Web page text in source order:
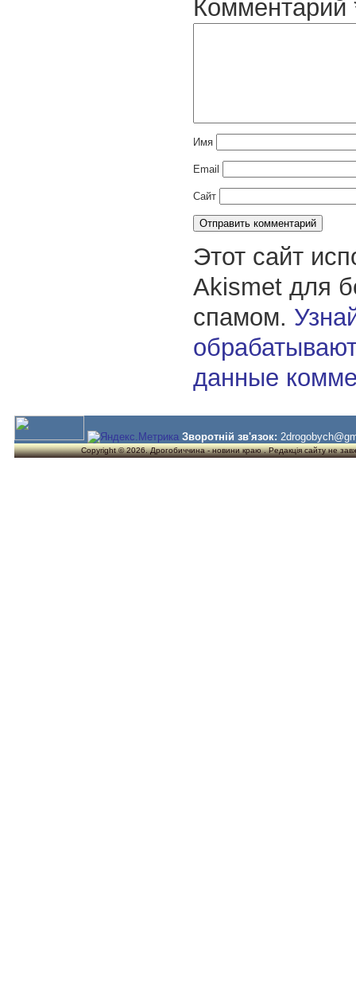
Комментарий
Имя
Email
Сайт
Этот сайт
Akismet для
спамом.
данные
Зворотній зв'язок:
Copyright © 2026. Дрогобиччина - новини краю . Редакція сайту не